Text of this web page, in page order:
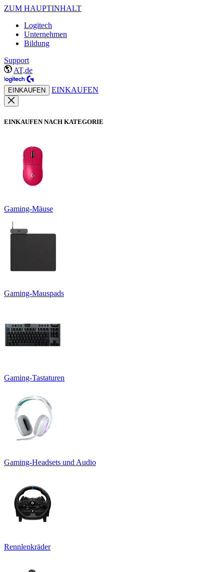
ZUM HAUPTINHALT
Logitech
Unternehmen
Bildung
Support
AT,de
EINKAUFEN EINKAUFEN
EINKAUFEN NACH KATEGORIE
Gaming-Mäuse
Gaming-Mauspads
Gaming-Tastaturen
Gaming-Headsets und Audio
Rennlenkräder